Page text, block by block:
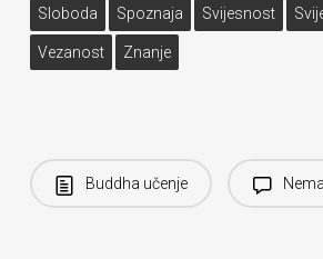
Sloboda Spoznaja Svijesnost
Vezanost Znanje
Buddha učenje